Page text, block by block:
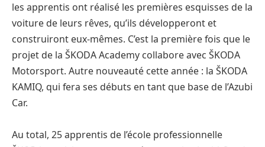
les apprentis ont réalisé les premières esquisses de la
voiture de leurs rêves, qu’ils développeront et
construiront eux-mêmes. C’est la première fois que le
projet de la ŠKODA Academy collabore avec ŠKODA
Motorsport. Autre nouveauté cette année : la ŠKODA
KAMIQ, qui fera ses débuts en tant que base de l’Azubi
Car.
Au total, 25 apprentis de l’école professionnelle